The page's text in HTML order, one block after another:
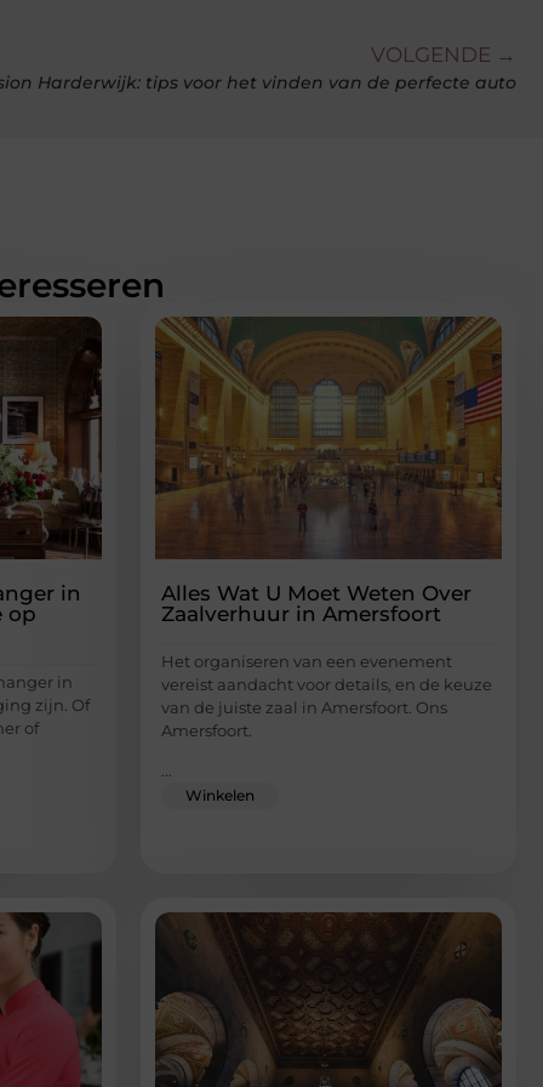
VOLGENDE →
Harderwijk: tips voor het vinden van de perfecte auto
in
op
in
zijn. Of
of
Alles Wat U Moet Weten Over
Zaalverhuur in Amersfoort
Het organiseren van een evenement
vereist aandacht voor details, en de keuze
van de juiste zaal in Amersfoort. Ons
Amersfoort.
...
Winkelen